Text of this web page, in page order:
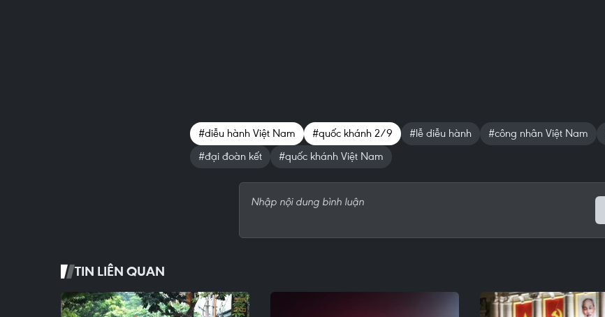
#diễu hành Việt Nam #quốc khánh 2/9 #lễ diễu hành #công nhân Việt Nam
#đại đoàn kết
#quốc khánh Việt Nam
TIN LIÊN QUAN